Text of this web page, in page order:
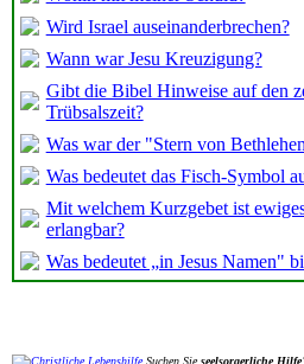
Wird Israel auseinanderbrechen?
Wann war Jesu Kreuzigung?
Gibt die Bibel Hinweise auf den
Trübsalszeit?
Was war der "Stern von
Was bedeutet das Fisch-Symbol
Mit welchem Kurzgebet ist
erlangbar?
Was bedeutet „in Jesus Namen"
Suchen Sieseelsorgerliche Hilfe